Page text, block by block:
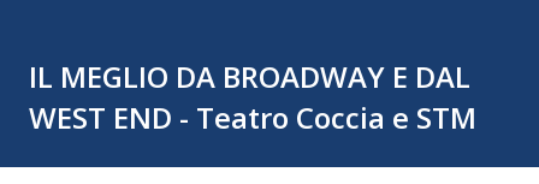
IL MEGLIO DA BROADWAY E DAL
WEST END - Teatro Coccia e STM